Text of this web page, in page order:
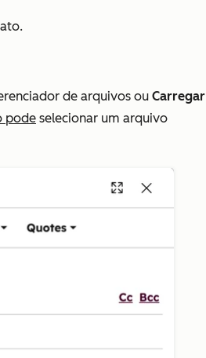
de arquivos ou Carregar
pode selecionar um arquivo